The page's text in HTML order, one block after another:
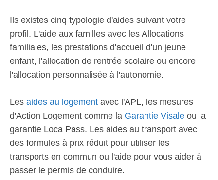
Ils existes cinq typologie d'aides suivant votre
profil. L'aide aux familles avec les Allocations
familiales, les prestations d'accueil d'un jeune
enfant, l'allocation de rentrée scolaire ou encore
l'allocation personnalisée à l'autonomie.
Les aides au logement avec l'APL, les mesures
d'Action Logement comme la Garantie Visale ou la
garantie Loca Pass. Les aides au transport avec
des formules à prix réduit pour utiliser les
transports en commun ou l'aide pour vous aider à
passer le permis de conduire.